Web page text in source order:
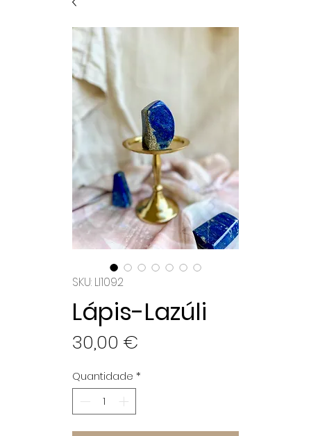
SKU: Ll1092
Lápis-Lazúli
30,00 €
Quantidade *